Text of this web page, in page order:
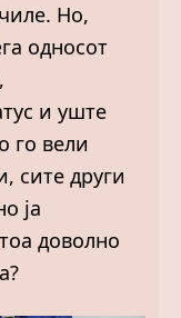
Но,
односот
и уште
го вели
сите други
ја
доволно